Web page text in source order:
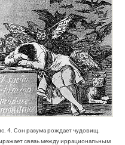
4. Сон разума рождает чудовищ.
связь между иррациональным